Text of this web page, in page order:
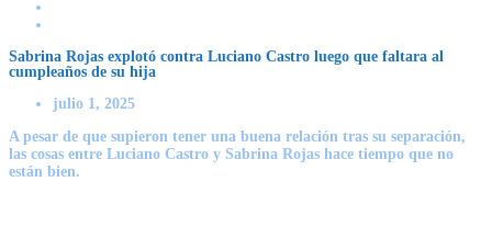
Sabrina Rojas explotó contra Luciano Castro luego que faltara al
cumpleaños de su hija
julio 1, 2025
A pesar de que supieron tener una buena relación tras su separación,
las cosas entre Luciano Castro y Sabrina Rojas hace tiempo que no
están bien.